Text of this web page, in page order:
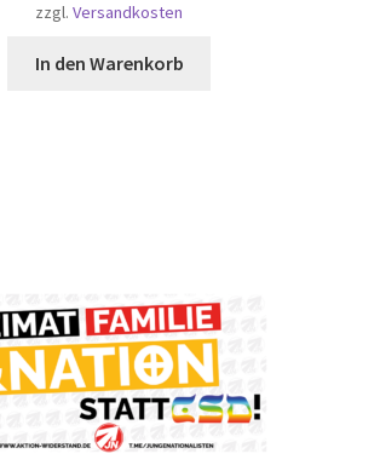
zzgl. Versandkosten
In den Warenkorb